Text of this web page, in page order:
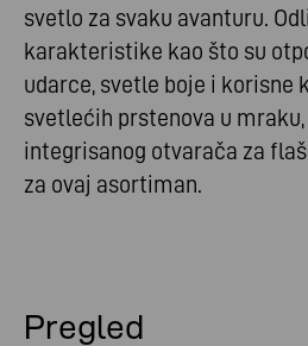
svetlo za svaku avanturu.
karakteristike kao što su
udarce, svetle boje i
svetlećih prstenova u
integrisanog otvarača za
za ovaj asortiman.
Pregled